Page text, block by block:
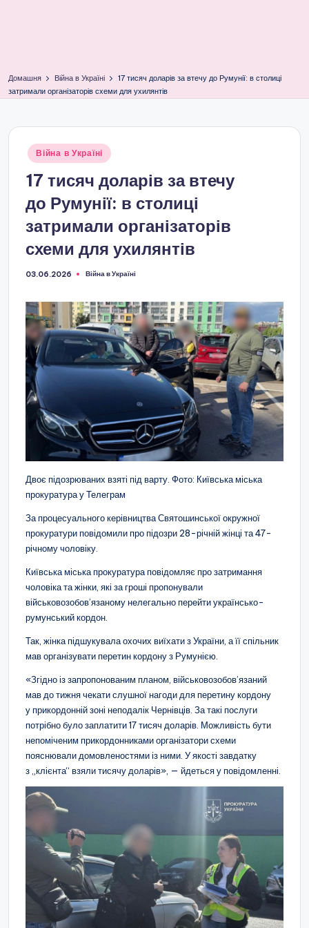
Домашня Війна в Україні
17 тисяч доларів за втечу до Румунії: в столиці
затримали організаторів схеми для ухилянтів
Опубліковано
Війна в Україні
17 тисяч доларів за втечу
до Румунії: в столиці
затримали організаторів
схеми для ухилянтів
03.06.2026
Опубліковано
Війна в Україні
Двоє підозрюваних взяті під варту. Фото: Київська міська
прокуратура у Телеграм
За процесуального керівництва Святошинської окружної
прокуратури повідомили про підозри 28-річній жінці та 47-
річному чоловіку.
Київська міська прокуратура повідомляє про затримання
чоловіка та жінки, які за гроші пропонували
військовозобов’язаному нелегально перейти українсько-
румунський кордон.
Так, жінка підшукувала охочих виїхати з України, а її спільник
мав організувати перетин кордону з Румунією.
«Згідно із запропонованим планом, військовозобов’язаний
мав до тижня чекати слушної нагоди для перетину кордону
у прикордонній зоні неподалік Чернівців. За такі послуги
потрібно було заплатити 17 тисяч доларів. Можливість бути
непоміченим прикордонниками організатори схеми
пояснювали домовленостями із ними. У якості завдатку
з „клієнта“ взяли тисячу доларів», — йдеться у повідомленні.